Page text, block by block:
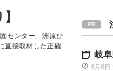
センター、洲原ひ
直接取材した正確
岐
8月8日